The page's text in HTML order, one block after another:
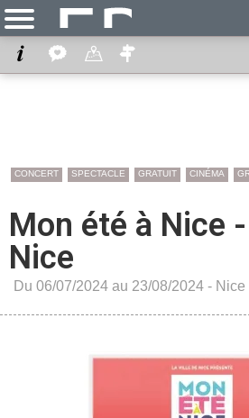
CONCERT SPECTACLE GRATUIT CINÉMA
Mon été à Nice
Nice
Du 06/07/2024 au 23/08/2024 - Nice